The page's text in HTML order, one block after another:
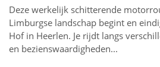
Deze werkelijk schitterende
Limburgse landschap begint en
Hof in Heerlen. Je rijdt langs
en bezienswaardigheden...